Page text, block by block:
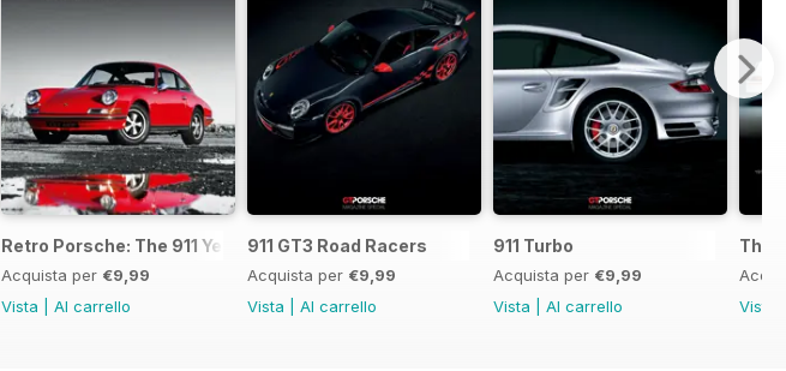
Retro Porsche: The 911 Years
Acquista per €9,99
Vista
Al carrello
911 GT3 Road Racers
Acquista per €9,99
Vista
Al carrello
911 Turbo
Acquista per €9,99
Vista
Al carrello
The
Vista